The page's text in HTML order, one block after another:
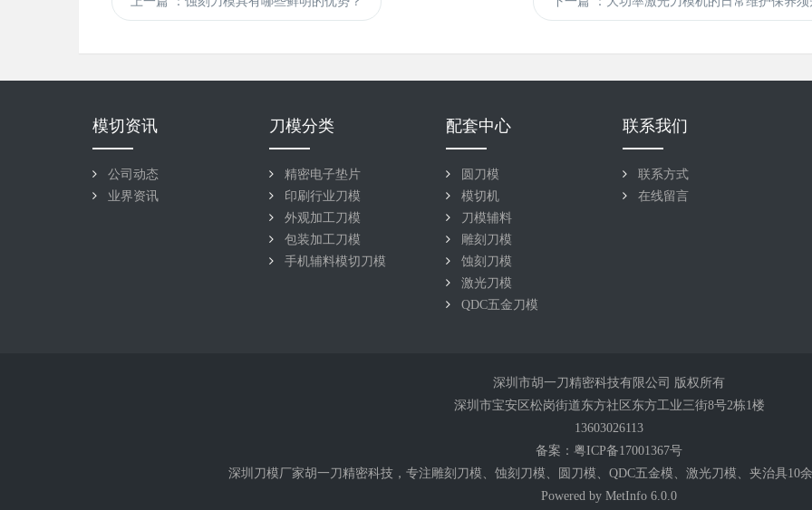
模切资讯
公司动态
业界资讯
刀模分类
精密电子垫片
印刷行业刀模
外观加工刀模
包装加工刀模
手机辅料模切刀模
配套中心
圆刀模
模切机
刀模辅料
雕刻刀模
蚀刻刀模
激光刀模
QDC五金刀模
联系我们
联系方式
在线留言
深圳市胡一刀精密科技有限公司 版权所有
深圳市宝安区松岗街道东方社区东方工业三街8号2栋1楼
13603026113
备案： 粤ICP备17001367号
深圳刀模厂家胡一刀精密科技，专注雕刻 刀模 、蚀刻刀模、圆刀模、QDC五金模、激光刀模、夹治具10
Powered by MetInfo 6.0.0